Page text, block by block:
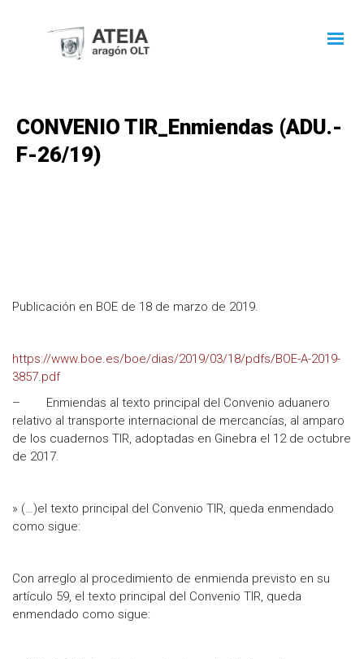
CONVENIO TIR_Enmiendas (ADU.-
F-26/19)
Publicación en BOE de 18 de marzo de 2019.
https://www.boe.es/boe/dias/2019/03/18/pdfs/BOE-A-2019-
3857.pdf
– Enmiendas al texto principal del Convenio aduanero
relativo al transporte internacional de mercancías, al amparo
de los cuadernos TIR, adoptadas en Ginebra el 12 de octubre
de 2017.
» (…)el texto principal del Convenio TIR, queda enmendado
como sigue:
Con arreglo al procedimiento de enmienda previsto en su
artículo 59, el texto principal del Convenio TIR, queda
enmendado como sigue: